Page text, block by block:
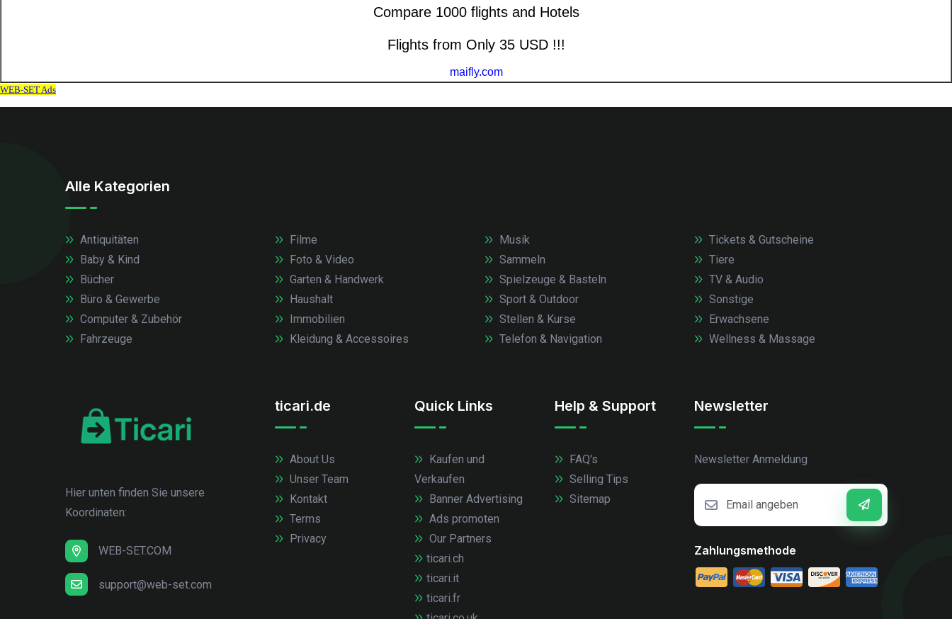
Alle Kategorien
Antiquitäten
Baby & Kind
Bücher
Büro & Gewerbe
Computer & Zubehör
Fahrzeuge
Filme
Foto & Video
Garten & Handwerk
Haushalt
Immobilien
Kleidung & Accessoires
Musik
Sammeln
Spielzeuge & Basteln
Sport & Outdoor
Stellen & Kurse
Telefon & Navigation
Tickets & Gutscheine
Tiere
TV & Audio
Sonstige
Erwachsene
Wellness & Massage
Hier unten finden Sie unsere
Koordinaten:
WEB-SET.COM
support@web-set.com
ticari.de
About Us
Unser Team
Kontakt
Terms
Privacy
Quick Links
Kaufen und
Verkaufen
Banner Advertising
Ads promoten
Our Partners
ticari.ch
ticari.it
ticari.fr
Help & Support
FAQ's
Selling Tips
Sitemap
Newsletter
Newsletter Anmeldung
Zahlungsmethode